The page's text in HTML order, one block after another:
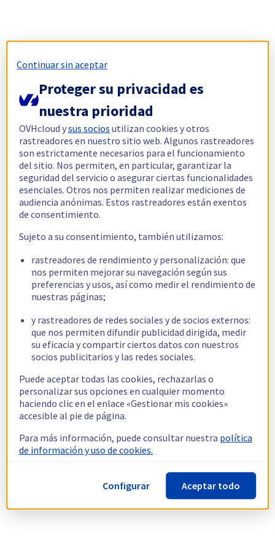
Continuar sin aceptar
Proteger su privacidad es
nuestra prioridad
OVHcloud ysus socios utilizan cookies y otros
rastreadores en nuestro sitio web. Algunos rastreadores
son estrictamente necesarios para el funcionamiento
del sitio. Nos permiten, en particular, garantizar la
seguridad del servicio o asegurar ciertas funcionalidades
esenciales. Otros nos permiten realizar mediciones de
audiencia anónimas. Estos rastreadores están exentos
de consentimiento.
Sujeto a su consentimiento, también utilizamos:
rastreadores de rendimiento y personalización: que
nos permiten mejorar su navegación según sus
preferencias y usos, así como medir el rendimiento de
nuestras páginas;
y rastreadores de redes sociales y de socios externos:
que nos permiten difundir publicidad dirigida, medir
su eficacia y compartir ciertos datos con nuestros
socios publicitarios y las redes sociales.
Puede aceptar todas las cookies, rechazarlas o
personalizar sus opciones en cualquier momento
haciendo clic en el enlace «Gestionar mis cookies»
accesible al pie de página.
Para más información, puede consultar nuestra política
de información y uso de cookies.
Configurar Aceptar todo